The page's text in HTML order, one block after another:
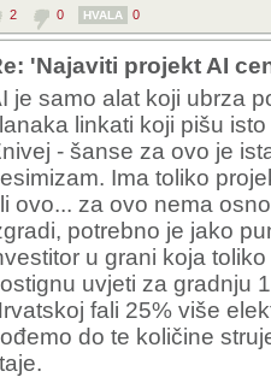
Pa dobro, mozda je mlad,
dok sam bio mlad. Oni su
budala. Nikada nista
nisam pokupio i otisao. I u
Da sam otisao prije 20
neki kasnije, bitno je da ne
A mozda za raliku od
ozbiljnim projektima
nadrobe je druga
dugo nisam, barem
podrucjima koja
kokodakala kako se
slobodno
podsmejhujte se
2 0 HVALA 0
'Najaviti projekt AI
je samo alat koji ubrza
linkati koji pišu
- šanse za ovo je
Ima toliko
ovo... za ovo nema
potrebno je jako
u grani koja
uvjeti za gradnju
fali 25% više
do te količine